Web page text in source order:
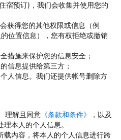
宿预订)，我们会收集并使用您的
获得您的其他权限或信息（例
位置信息），您有权拒绝或撤销
措施来保护您的信息安全；
信息提供给第三方；
人信息。我们还提供帐号删除方
理解且同意 《条款和条件》
，以及
理本人的个人信息。
载内容，将本人的个人信息进行跨